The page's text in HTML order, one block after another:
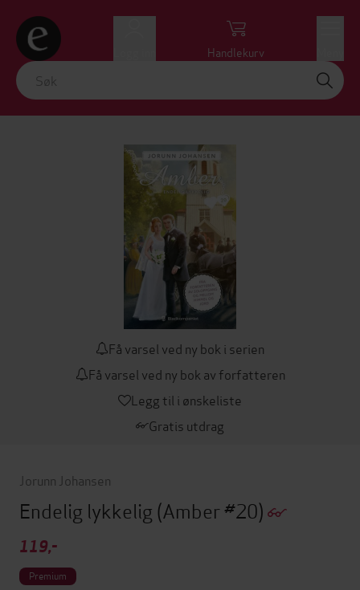
Handlekurv
Få varsel ved ny bok i serien
Få varsel ved ny bok av forfatteren
Legg til i ønskeliste
Gratis utdrag
Jorunn Johansen
Endelig lykkelig (Amber #20)
119,-
Premium